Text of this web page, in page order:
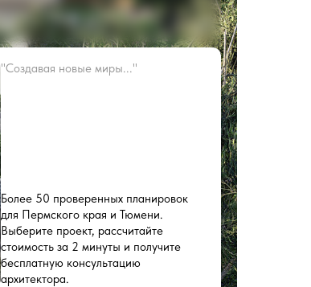
"Создавая новые миры..."
Более 50 проверенных планировок
для Пермского края и Тюмени.
Выберите проект, рассчитайте
стоимость за 2 минуты и получите
бесплатную консультацию
архитектора.